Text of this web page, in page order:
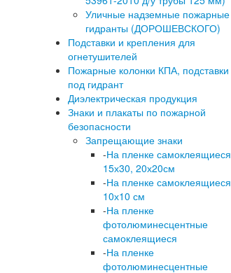
Уличные надземные пожарные
гидранты (ДОРОШЕВСКОГО)
Подставки и крепления для
огнетушителей
Пожарные колонки КПА, подставки
под гидрант
Диэлектрическая продукция
Знаки и плакаты по пожарной
безопасности
Запрещающие знаки
-На пленке самоклеящиеся
15х30, 20х20см
-На пленке самоклеящиеся
10х10 см
-На пленке
фотолюминесцентные
самоклеящиеся
-На пленке
фотолюминесцентные